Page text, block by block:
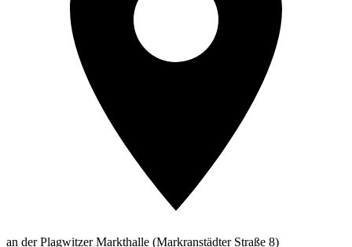
an der Plagwitzer Markthalle (Markranstädter Straße 8)